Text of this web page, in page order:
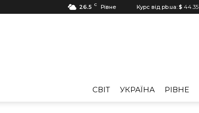
26.5 C Рівне Курс від pb.ua: $ 44.35
CВІТ УКРАЇНА РІВНЕ